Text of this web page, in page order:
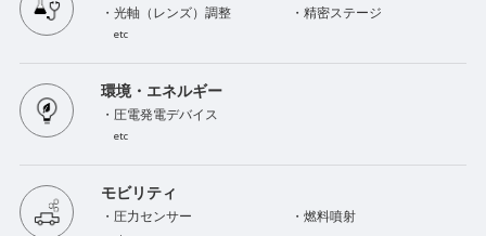
・光軸（レンズ）調整 ・精密ステージ
etc
環境・エネルギー
・圧電発電デバイス
etc
モビリティ
・圧力センサー ・燃料噴射